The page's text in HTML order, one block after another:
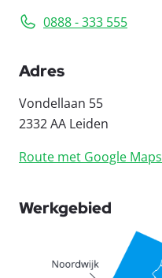
0888 - 333 555
Adres
Vondellaan 55
2332 AA Leiden
Route met Google Maps
Werkgebied